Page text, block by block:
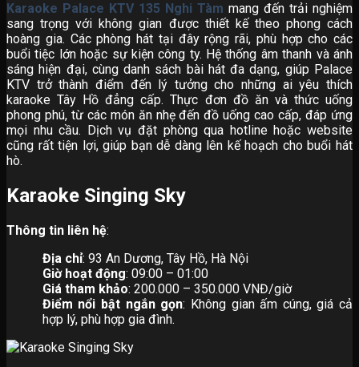
Karaoke Palace KTV 135 Nghi Tàm mang đến trải nghiệm
sang trọng với không gian được thiết kế theo phong cách
hoàng gia. Các phòng hát tại đây rộng rãi, phù hợp cho các
buổi tiệc lớn hoặc sự kiện công ty. Hệ thống âm thanh và ánh
sáng hiện đại, cùng danh sách bài hát đa dạng, giúp Palace
KTV trở thành điểm đến lý tưởng cho những ai yêu thích
karaoke Tây Hồ đẳng cấp. Thực đơn đồ ăn và thức uống
phong phú, từ các món ăn nhẹ đến đồ uống cao cấp, đáp ứng
mọi nhu cầu. Dịch vụ đặt phòng qua hotline hoặc website
cũng rất tiện lợi, giúp bạn dễ dàng lên kế hoạch cho buổi hát
hò.
Karaoke Singing Sky
Thông tin liên hệ:
Địa chỉ: 93 An Dương, Tây Hồ, Hà Nội
Giờ hoạt động: 09:00 – 01:00
Giá tham khảo: 200.000 – 350.000 VNĐ/giờ
Điểm nổi bật ngắn gọn: Không gian ấm cúng, giá cả
hợp lý, phù hợp gia đình.